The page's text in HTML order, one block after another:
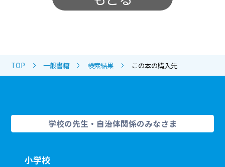
TOP 一般書籍 検索結果 この本の購入先
学校の先生・自治体関係のみなさま
小学校